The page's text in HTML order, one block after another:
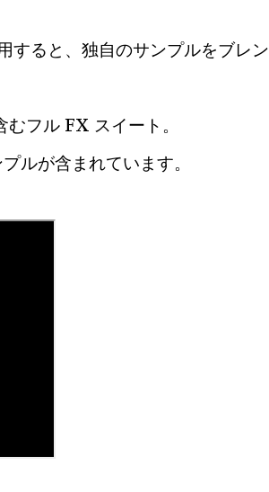
すると、独自のサンプルをブレン
フル FX スイート。
ルが含まれています。